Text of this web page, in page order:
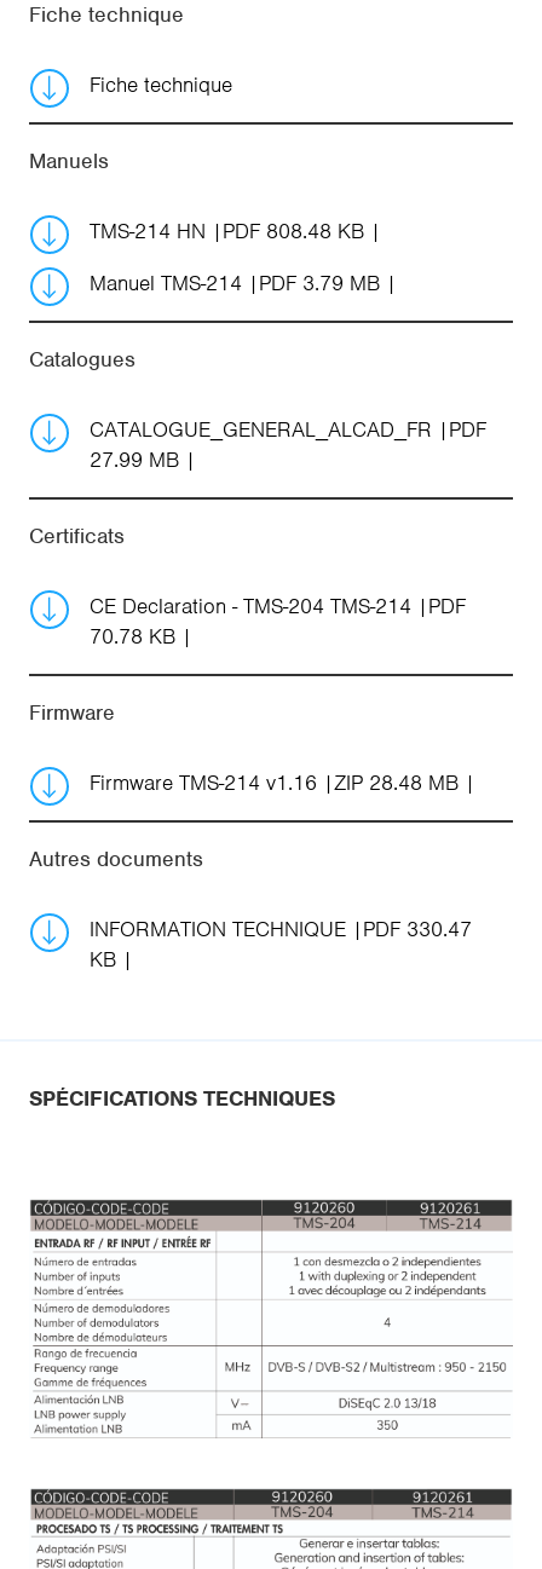
Fiche technique
Fiche technique
Manuels
TMS-214 HN
PDF 808.48 KB
Manuel TMS-214
PDF 3.79 MB
Catalogues
CATALOGUE_GENERAL_ALCAD_FR
PDF
27.99 MB
Certificats
CE Declaration - TMS-204 TMS-214
PDF
70.78 KB
Firmware
Firmware TMS-214 v1.16 ZIP 28.48 MB
Autres documents
INFORMATION TECHNIQUE
PDF 330.47
KB
SPÉCIFICATIONS TECHNIQUES